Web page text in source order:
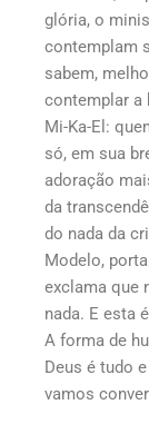
glória, o
contemplam
sabem,
contemplar a
Mi-Ka-El:
só, em sua
adoração
da
do nada da
Modelo,
exclama que
nada. E esta
A forma de
Deus é tudo
vamos